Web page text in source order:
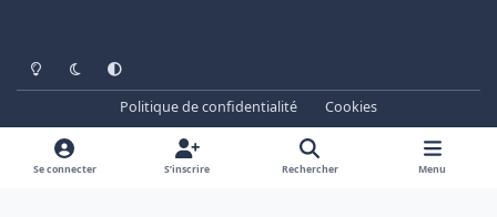
Light ModeDark ModeSystem Preference
Politique de confidentialité
Cookies
www.cheminots.net - Forum Libre depuis 2003
Powered by
Invision Community
Se connecter S’inscrire Rechercher Menu